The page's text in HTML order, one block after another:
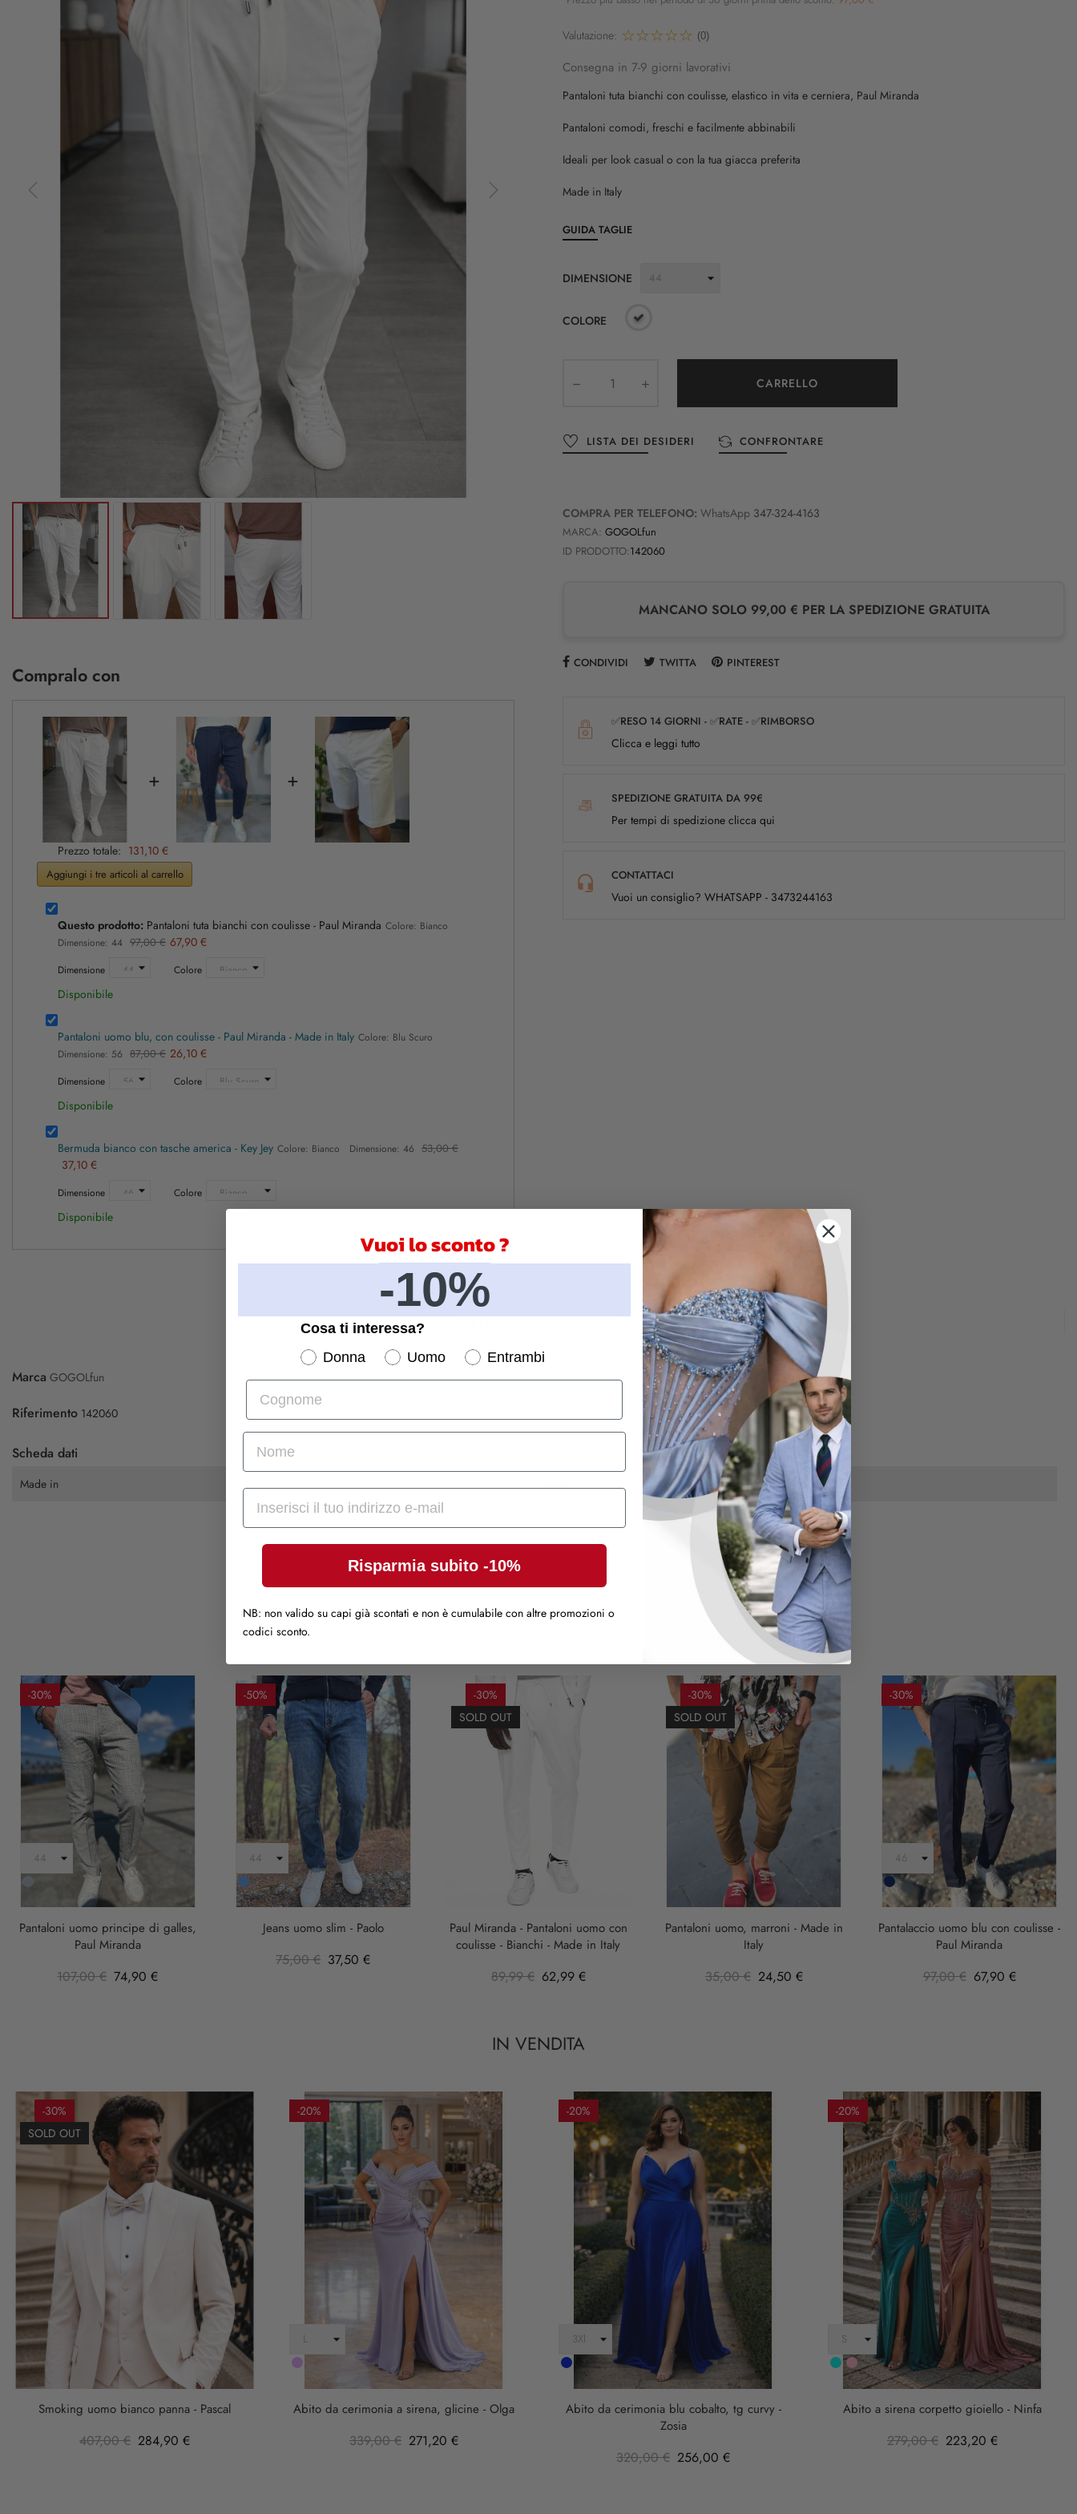
Compralo con
+ +
Prezzo totale: 131,10 €
Aggiungi i tre articoli al carrello
Questo prodotto: Pantaloni tuta bianchi con coulisse - Paul Miranda Colore: Bianco
Dimensione: 44 97,00 € 67,90 €
Dimensione Colore
Disponibile
Pantaloni uomo blu, con coulisse - Paul Miranda - Made in Italy Colore: Blu Scuro
Dimensione: 56 87,00 € 26,10 €
Dimensione Colore
Disponibile
Bermuda bianco con tasche america - Key Jey Colore: Bianco Dimensione: 46 53,00 €
37,10 €
Dimensione Colore
Disponibile
Valutazione: (0)
Consegna in 7-9 giorni lavorativi
Pantaloni tuta bianchi con coulisse, elastico in vita e cerniera, Paul Miranda
Pantaloni comodi, freschi e facilmente abbinabili
Ideali per look casual o con la tua giacca preferita
Made in Italy
GUIDA TAGLIE
DIMENSIONE
COLORE
CARRELLO
LISTA DEI DESIDERI CONFRONTARE
COMPRA PER TELEFONO: WhatsApp 347-324-4163
MARCA: GOGOLfun
ID PRODOTTO:142060
MANCANO SOLO 99,00 € PER LA SPEDIZIONE GRATUITA
CONDIVIDI TWITTA PINTEREST
✅RESO 14 GIORNI - ✅RATE - ✅RIMBORSO
Clicca e leggi tutto
SPEDIZIONE GRATUITA DA 99€
Per tempi di spedizione clicca qui
CONTATTACI
Vuoi un consiglio? WHATSAPP - 3473244163
DETTAGLI DEL PRODOTTO
Marca GOGOLfun
Riferimento 142060
Scheda dati
Made in Italy
Prodotti correlati
-30%
Grigio
Pantaloni uomo principe di galles,
Paul Miranda
107,00 € 74,90 €
-50%
Blu
Jeans uomo slim - Paolo
75,00 € 37,50 €
-30%
SOLD OUT
Paul Miranda - Pantaloni uomo con
coulisse - Bianchi - Made in Italy
89,99 € 62,99 €
-30%
SOLD OUT
Pantaloni uomo, marroni - Made in
Italy
35,00 € 24,50 €
-30%
Blu
Scuro
Pantalaccio uomo blu con coulisse -
Paul Miranda
97,00 € 67,90 €
IN VENDITA
-30%
SOLD OUT
Smoking uomo bianco panna - Pascal
407,00 € 284,90 €
-20%
LILLA
Abito da cerimonia a sirena, glicine - Olga
339,00 € 271,20 €
-20%
Cobalto
Abito da cerimonia blu cobalto, tg curvy -
Zosia
320,00 € 256,00 €
-20%
Turchese
rosa
anticha
Abito a sirena corpetto gioiello - Ninfa
279,00 € 223,20 €
Vuoi lo sconto ?
-10%
Cosa ti interessa?
Donna
Uomo
Entrambi
Cognome
nome
Mail
Risparmia subito -10%
NB: non valido su capi già scontati e non è cumulabile con altre promozioni o
codici sconto.